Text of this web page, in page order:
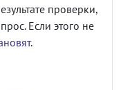
проверки,
Если этого не
.